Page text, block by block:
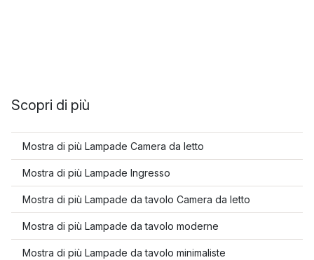
Scopri di più
Mostra di più Lampade Camera da letto
Mostra di più Lampade Ingresso
Mostra di più Lampade da tavolo Camera da letto
Mostra di più Lampade da tavolo moderne
Mostra di più Lampade da tavolo minimaliste